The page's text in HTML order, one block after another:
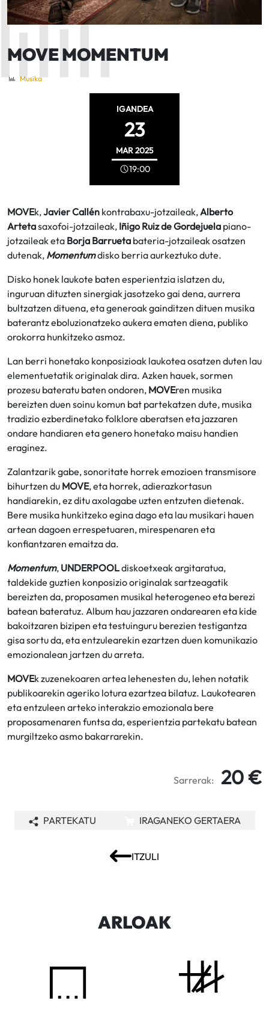
MOVE MOMENTUM
Musika
IGANDEA
23
MAR 2025
19:00
MOVEk,Javier Callén kontrabaxu-jotzaileak, Alberto
Artetasaxofoi-jotzaileak, Iñigo Ruiz de Gordejuela piano-
jotzaileak eta Borja Barrueta bateria-jotzaileak osatzen
dutenak, Momentumdisko berria aurkeztuko dute.
Disko honek laukote baten esperientzia islatzen du,
inguruan dituzten sinergiak jasotzeko gai dena, aurrera
bultzatzen dituena, eta generoak gainditzen dituen musika
baterantz eboluzionatzeko aukera ematen diena, publiko
orokorra hunkitzeko asmoz.
Lan berri honetako konposizioak laukotea osatzen duten lau
elementuetatik originalak dira. Azken hauek, sormen
prozesu bateratu baten ondoren, MOVEren musika
bereizten duen soinu komun bat partekatzen dute, musika
tradizio ezberdinetako folklore aberatsen eta jazzaren
ondare handiaren eta genero honetako maisu handien
eraginez.
Zalantzarik gabe, sonoritate horrek emozioen transmisore
bihurtzen du MOVE, eta horrek, adierazkortasun
handiarekin, ez ditu axolagabe uzten entzuten dietenak.
Bere musika hunkitzeko egina dago eta lau musikari hauen
artean dagoen errespetuaren, mirespenaren eta
konfiantzaren emaitza da.
Momentum, UNDERPOOLdiskoetxeak argitaratua,
taldekide guztien konposizio originalak sartzeagatik
bereizten da, proposamen musikal heterogeneo eta berezi
batean bateratuz. Album hau jazzaren ondarearen eta kide
bakoitzaren bizipen eta testuinguru berezien testigantza
gisa sortu da, eta entzulearekin ezartzen duen komunikazio
emozionalean jartzen du arreta.
MOVEk zuzenekoaren artea lehenesten du, lehen notatik
publikoarekin ageriko lotura ezartzea bilatuz. Laukotearen
eta entzuleen arteko interakzio emozionala bere
proposamenaren funtsa da, esperientzia partekatu batean
murgiltzeko asmo bakarrarekin.
Sarrerak: 20 €
ITZULI
PARTEKATU IRAGANEKO GERTAERA
ARLOAK